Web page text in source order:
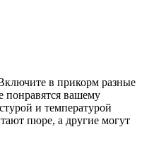
в прикорм разные
понравятся вашему
и температурой
пюре, а другие могут